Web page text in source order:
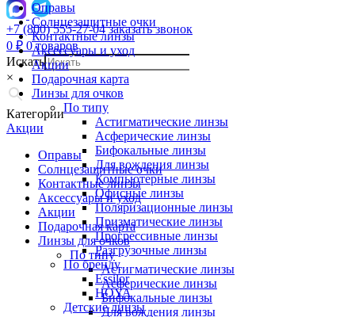
+7 (800) 555-27-04 заказать звонок
0 ₽ 0 товаров
Искать
×
Категории
Акции
Оправы
Солнцезащитные очки
Контактные линзы
Аксессуары и уход
Акции
Подарочная карта
Линзы для очков
По типу
Астигматические линзы
Асферические линзы
Бифокальные линзы
Для вождения линзы
Оправы
Солнцезащитные очки
Контактные линзы
Аксессуары и уход
Акции
Подарочная карта
Линзы для очков
По типу
Астигматические линзы
Асферические линзы
Бифокальные линзы
Для вождения линзы
Компьютерные линзы
Офисные линзы
Поляризационные линзы
Призматические линзы
Прогрессивные линзы
Разгрузочные линзы
По бренду
Essilor
HOYA
Детские линзы